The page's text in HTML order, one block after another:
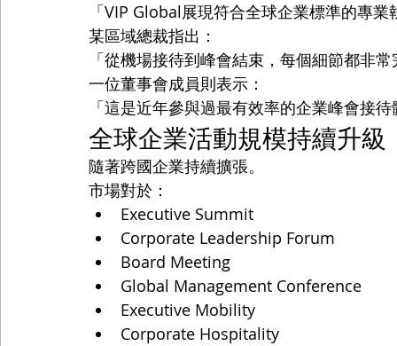
「VIP Global展現符合全球企業標準的專業
某區域總裁指出：
「從機場接待到峰會結束，每個細節都非
一位董事會成員則表示：
「這是近年參與過最有效率的企業峰會接
全球企業活動規模持續升級
隨著跨國企業持續擴張。
市場對於：
Executive Summit
Corporate Leadership Forum
Board Meeting
Global Management Conference
Executive Mobility
Corporate Hospitality